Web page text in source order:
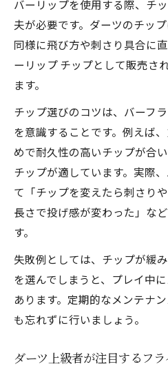
バーリップを使用する際、チ
夫が必要です。ダーツのチッ
同様に飛び方や刺さり具合に
ーリップ チップとして販売さ
ます。
チップ選びのコツは、バーフ
を意識することです。例えば
めで耐久性の高いチップが合
チップが適しています。実際
て「チップを変えたら刺さり
長さで投げ感が変わった」な
す。
失敗例としては、チップが緩
を選んでしまうと、プレイ中
あります。定期的なメンテナ
も忘れずに行いましょう。
ダーツ上級者が注目するフ